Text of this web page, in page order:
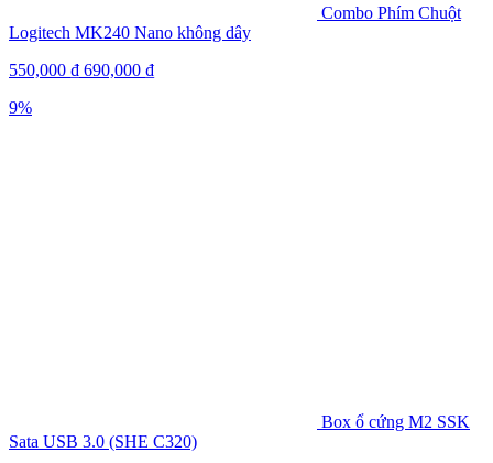
Combo Phím Chuột
Logitech MK240 Nano không dây
550,000 ₫ 690,000 ₫
9%
Box ổ cứng M2 SSK
Sata USB 3.0 (SHE C320)